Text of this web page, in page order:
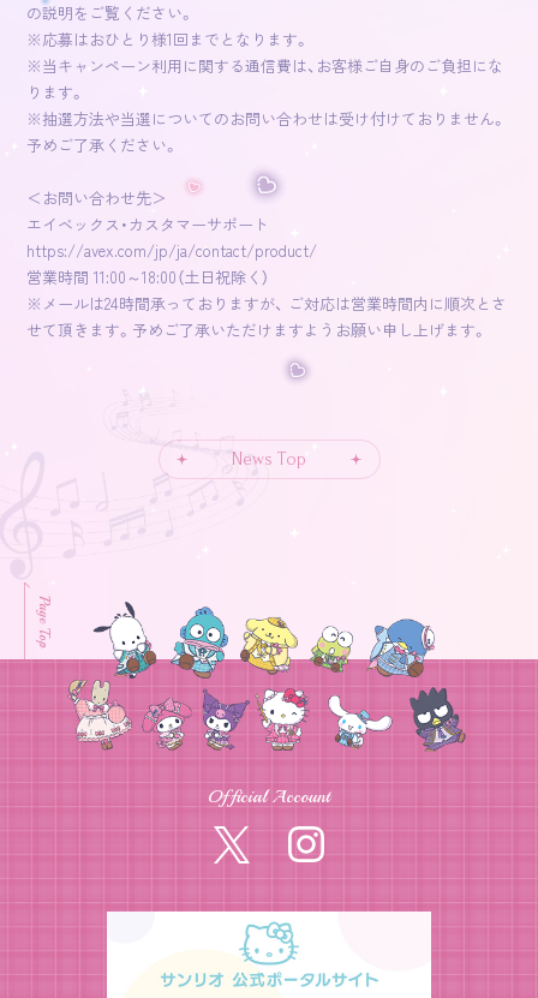
の説明をご覧ください。
※応募はおひとり様1回までとなります。
※当キャンペーン利用に関する通信費は、お客様ご自身のご負担にな
ります。
※抽選方法や当選についてのお問い合わせは受け付けておりません。
予めご了承ください。
＜お問い合わせ先＞
エイベックス・カスタマーサポート
https://avex.com/jp/ja/contact/product/
営業時間 11:00～18:00（土日祝除く）
※メールは24時間承っておりますが、 ご対応は営業時間内に順次とさ
せて頂きます。予めご了承いただけますようお願い申し上げます。
News Top
Page Top
Official Account